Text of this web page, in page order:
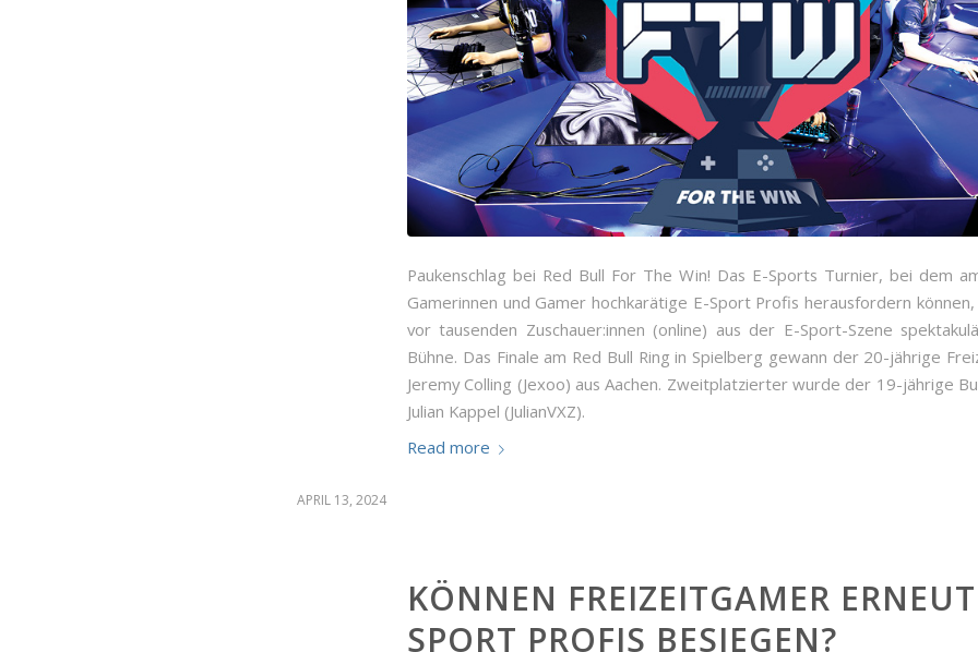
Paukenschlag bei Red Bull For The Win! Das E-Sports Turnier, bei dem
Gamerinnen und Gamer hochkarätige E-Sport Profis herausfordern
vor tausenden Zuschauer:innen (online) aus der E-Sport-Szene
Bühne. Das Finale am Red Bull Ring in Spielberg gewann der 20-jährige
Jeremy Colling (Jexoo) aus Aachen. Zweitplatzierter wurde der 19-jährige
Julian Kappel (JulianVXZ).
Read more
APRIL 13, 2024
KÖNNEN FREIZEITGAMER
SPORT PROFIS BESIEGEN?